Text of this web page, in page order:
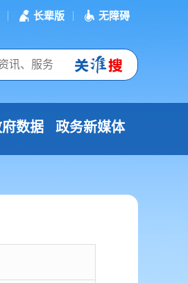
长辈版 无障碍
数据 政务新媒体